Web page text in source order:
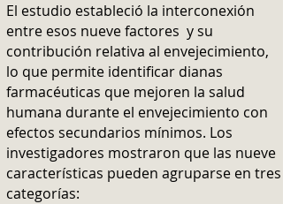
El estudio estableció la interconexión
entre esos nueve factores y su
contribución relativa al envejecimiento,
lo que permite identificar dianas
farmacéuticas que mejoren la salud
humana durante el envejecimiento con
efectos secundarios mínimos. Los
investigadores mostraron que las nueve
características pueden agruparse en tres
categorías: